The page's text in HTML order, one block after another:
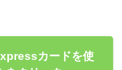
カードを使